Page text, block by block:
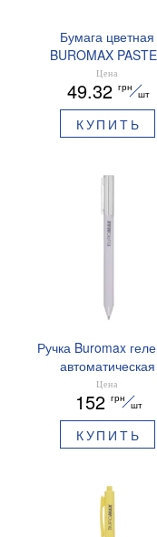
Бумага цветная
BUROMAX
EUROMAX 20 арк А4
мс BM.2721220E-
Цена
49.32 грн
шт
КУПИТЬ
Ручка Buromax
автоматическая
PRESTIGE SILVER
синие чернила
Цена
152 грн
шт
КУПИТЬ